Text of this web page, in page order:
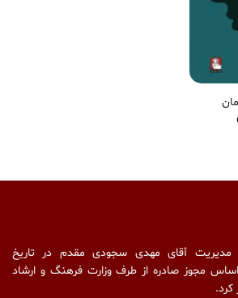
مدیریت آقای مهدی سجودی مقدم در تاریخ
سال ۱۳۷۷ بر اساس مجوز صادره از طرف وزارت فرهنگ و ارشاد
کرد.